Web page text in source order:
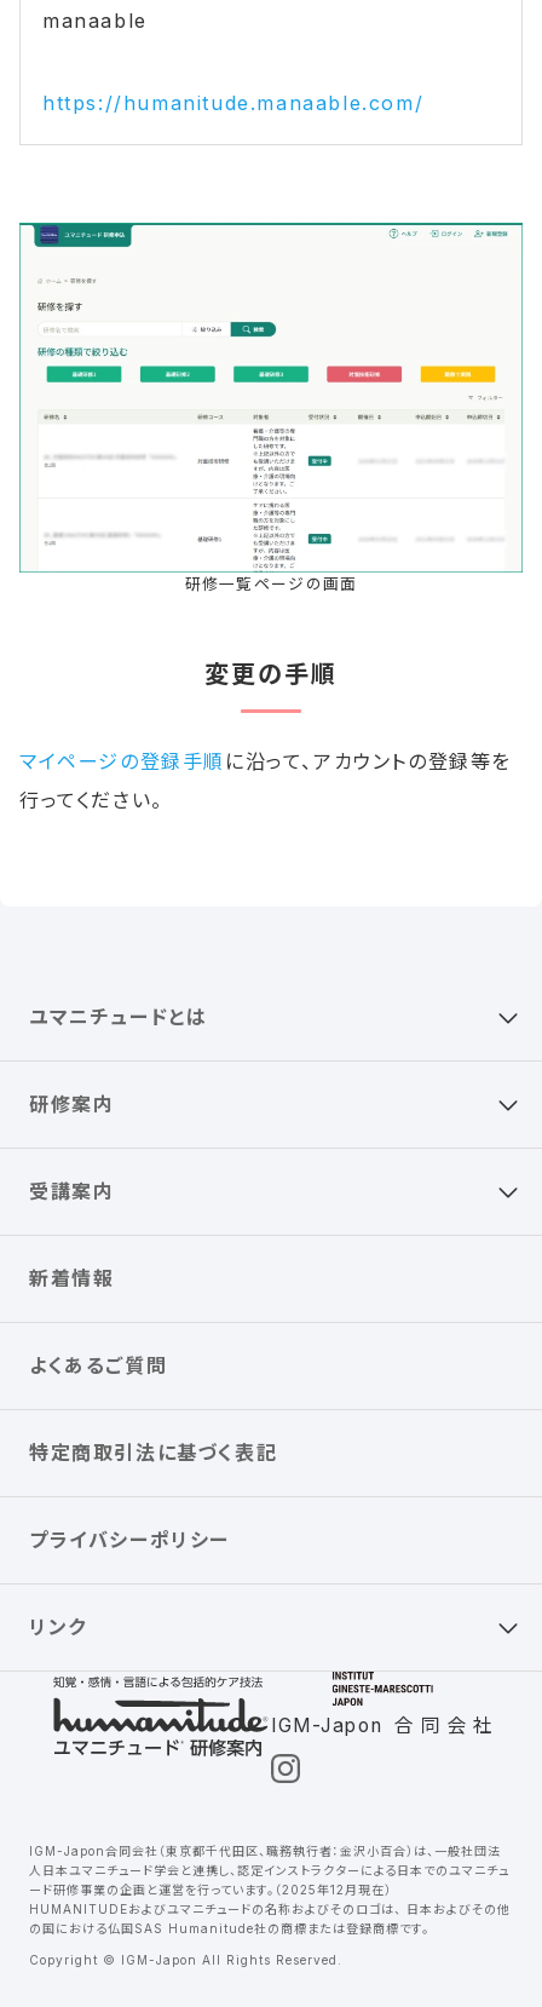
manaable
https://humanitude.manaable.com/
研修一覧ページの画面
変更の手順
マイページの登録手順 に沿って、アカウントの登録等を
行ってください。
IGM-Japon 合同会社
ユマニチュードとは
研修案内
受講案内
新着情報
よくあるご質問
特定商取引法に基づく表記
プライバシーポリシー
リンク
IGM-Japon合同会社（東京都千代田区、職務執行者：金沢小百合）は、一般社団法
人日本ユマニチュード学会と連携し、認定インストラクターによる日本でのユマニチュ
ード研修事業の企画と運営を行っています。（2025年12月現在）
HUMANITUDEおよびユマニチュードの名称およびそのロゴは、 日本およびその他
の国における仏国SAS Humanitude社の商標または登録商標です。
Copyright © IGM-Japon All Rights Reserved.